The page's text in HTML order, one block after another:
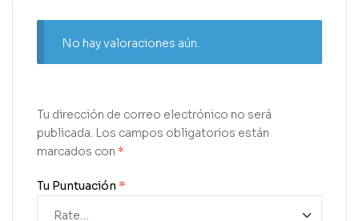
No hay valoraciones aún.
Tu dirección de correo electrónico no será
publicada. Los campos obligatorios están
marcados con *
Tu Puntuación *